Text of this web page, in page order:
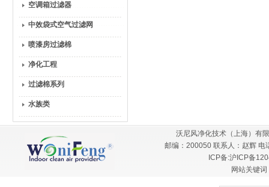
空调箱过滤器
中效袋式空气过滤网
喷漆房过滤棉
净化工程
过滤棉系列
水族类
沃尼风净化技术（上海）有
邮编：200050 联系人：赵辉
ICP备:沪ICP备
网站关键